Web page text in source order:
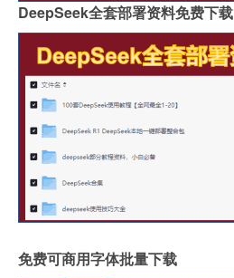
DeepSeek全套部署资料免费下载
免费可商用字体批量下载